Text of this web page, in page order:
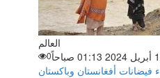
العالم
0
أفغانستان وباكستان